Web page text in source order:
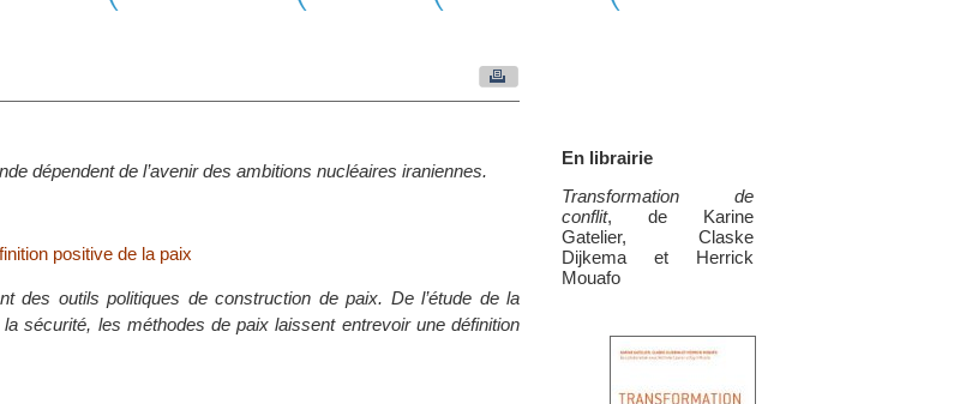
En librairie
Transformation de
conflit, de Karine
Gatelier, Claske
Dijkema et Herrick
Mouafo
dépendent de l’avenir des ambitions nucléaires iraniennes.
positive de la paix
des outils politiques de construction de paix. De l’étude de la
sécurité, les méthodes de paix laissent entrevoir une définition